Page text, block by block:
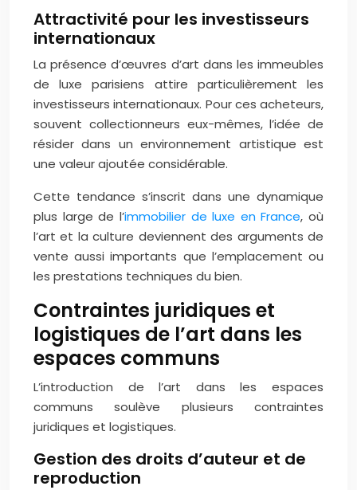
Attractivité pour les investisseurs
internationaux
La présence d’œuvres d’art dans les immeubles
de luxe parisiens attire particulièrement les
investisseurs internationaux. Pour ces acheteurs,
souvent collectionneurs eux-mêmes, l’idée de
résider dans un environnement artistique est
une valeur ajoutée considérable.
Cette tendance s’inscrit dans une dynamique
plus large de l’immobilier de luxe en France, où
l’art et la culture deviennent des arguments de
vente aussi importants que l’emplacement ou
les prestations techniques du bien.
Contraintes juridiques et
logistiques de l’art dans les
espaces communs
L’introduction de l’art dans les espaces
communs soulève plusieurs contraintes
juridiques et logistiques.
Gestion des droits d’auteur et de
reproduction